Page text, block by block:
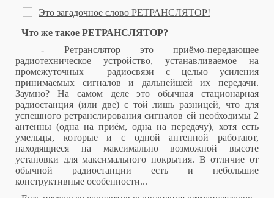
Что же такое РЕТРАНСЛЯТОР?
- Ретранслятор это приёмо-передающее
радиотехническое устройство, устанавливаемое на
промежуточных радиосвязи с целью усиления
принимаемых сигналов и дальнейшей их передачи.
Заумно? На самом деле это обычная стационарная
радиостанция (или две) с той лишь разницей, что для
успешного ретранслирования сигналов ей необходимы 2
антенны (одна на приём, одна на передачу), хотя есть
умельцы, которые и с одной антенной работают,
находящиеся на максимально возможной высоте
установки для максимального покрытия. В отличие от
обычной радиостанции есть и небольшие
конструктивные особенности...